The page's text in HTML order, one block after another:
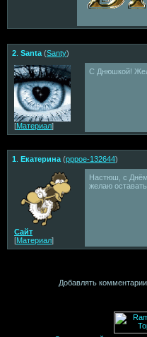
2 Santa (Santy)
[Материал]
С Днюшкой!
1 Екатерина (pppoe-132644)
Сайт
[Материал]
Настюш, с
желаю
Добавлять